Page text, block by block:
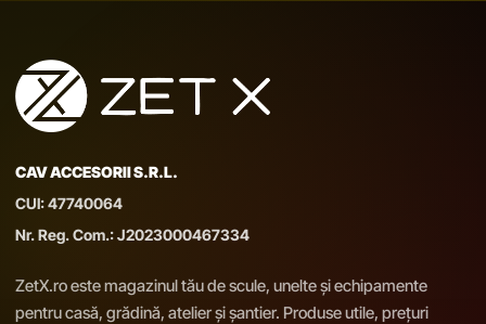
CAV ACCESORII S.R.L.
CUI: 47740064
Nr. Reg. Com.: J2023000467334
ZetX.ro este magazinul tău de scule, unelte și echipamente
pentru casă, grădină, atelier și șantier. Produse utile, prețuri